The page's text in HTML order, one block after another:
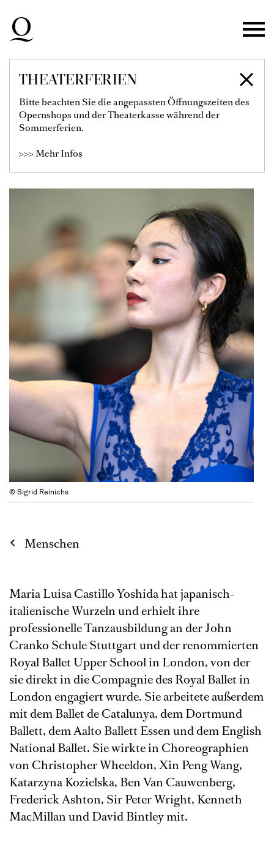
Zur Hauptnavigation springen
Zum Hauptinhalt springen
Zum Footer springen
THEATERFERIEN
Bitte beachten Sie die angepassten Öffnungszeiten des
Opernshops und der Theaterkasse während der
Sommerferien.
>>> Mehr Infos
MARIA LUISA
CASTILLO YOSHIDA
© Sigrid Reinichs
Menschen
Maria Luisa Castillo Yoshida hat japanisch-
italienische Wurzeln und erhielt ihre
professionelle Tanzausbildung an der John
Cranko Schule Stuttgart und der renommierten
Royal Ballet Upper School in London, von der
sie direkt in die Compagnie des Royal Ballet in
London engagiert wurde. Sie arbeitete außerdem
mit dem Ballet de Catalunya, dem Dortmund
Ballett, dem Aalto Ballett Essen und dem English
National Ballet. Sie wirkte in Choreographien
von Christopher Wheeldon, Xin Peng Wang,
Katarzyna Kozielska, Ben Van Cauwenberg,
Frederick Ashton, Sir Peter Wright, Kenneth
MacMillan und David Bintley mit.